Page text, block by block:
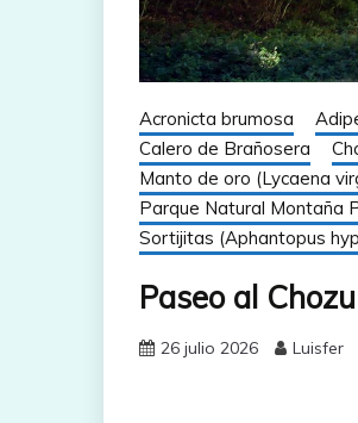
Acronicta brumosa
Calero de Brañosera
Manto de oro (Lycaena
Parque Natural Montaña
Sortijitas (Aphantopus
Paseo al
26 julio 2026 Luisfer